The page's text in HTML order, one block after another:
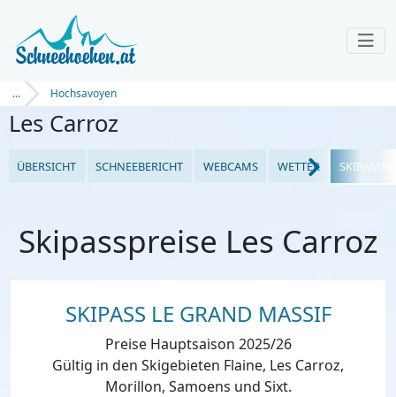
... Hochsavoyen
Les Carroz
ÜBERSICHT SCHNEEBERICHT WEBCAMS WETTER
Skipasspreise Les Carroz
SKIPASS LE GRAND MASSIF
Preise Hauptsaison 2025/26
Gültig in den Skigebieten Flaine, Les Carroz,
Morillon, Samoens und Sixt.